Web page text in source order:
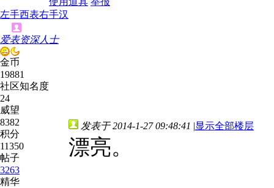
左手西表右手汉
爱表资深人士
金币
19881
社区知名度
24
威望
8382
积分
11350
帖子
3263
精华
发表于 2014-1-27 09:48:41 |显示全部楼层
漂亮。